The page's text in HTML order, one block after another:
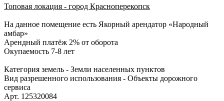
Топовая локация - город Красноперекопск
На данное помещение есть Якорный арендатор «Народный
амбар»
Арендный платёж 2% от оборота
Окупаемость 7-8 лет
Категория земель - Земли населенных пунктов
Вид разрешенного использования - Объекты дорожного
сервиса
Арт. 125320084